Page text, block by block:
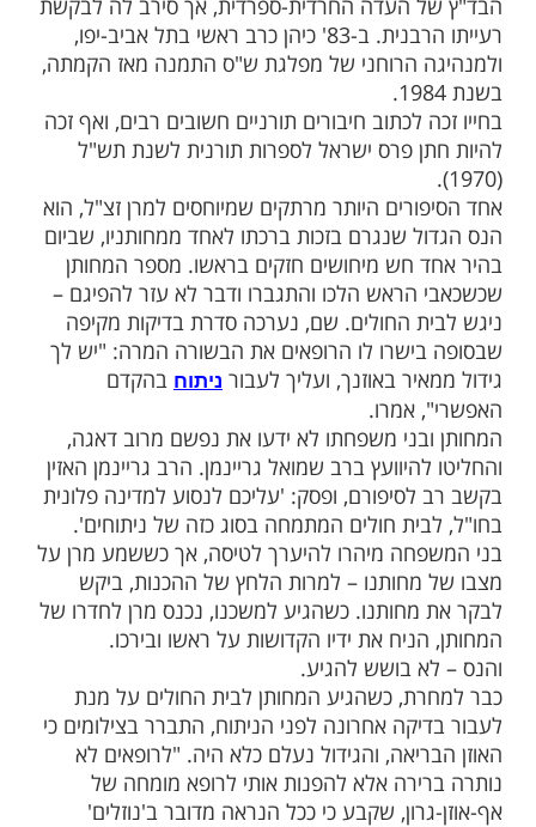
אברהם הלוי פטאל – דמות מופת שהיוותה
עבור 'המאור הגדול', ואת סיפור חייה המרתק
מגולל הספר 'באשר תלך', שנכתב לאחר
בשנת 1947 נשלח מרן על ידי רבו בשליחות למצרים –
העם היהודי שנחלש מבחינה רוחנית,
חזקה ויציבה של שומרי תורה ומצוות.
באותן שנים השפיעו רבות על תפישת העולם שלו
אנשים הרחוקים מהדת – תפישה שעתידה
אף ביחסיו עם החילונים בארץ, ולבוא לידי
בפסיקותיו ההלכתיות.
בשובו ארצה בשנת 1950, קיבל הצעה להתמנות לראש
העדה החרדית-ספרדית, אך סירב לה לבקשת
רעייתו הרבנית. ב-83' כיהן כרב ראשי בתל אביב-יפו,
הרוחני של מפלגת ש"ס התמנה מאז הקמתה,
לכתוב חיבורים תורניים חשובים רבים, ואף זכה
פרס ישראל לספרות תורנית לשנת תש"ל
היותר מרתקים שמיוחסים למרן זצ"ל, הוא
שנגרם בזכות ברכתו לאחד ממחותניו, שביום
חש מיחושים חזקים בראשו. מספר המחותן